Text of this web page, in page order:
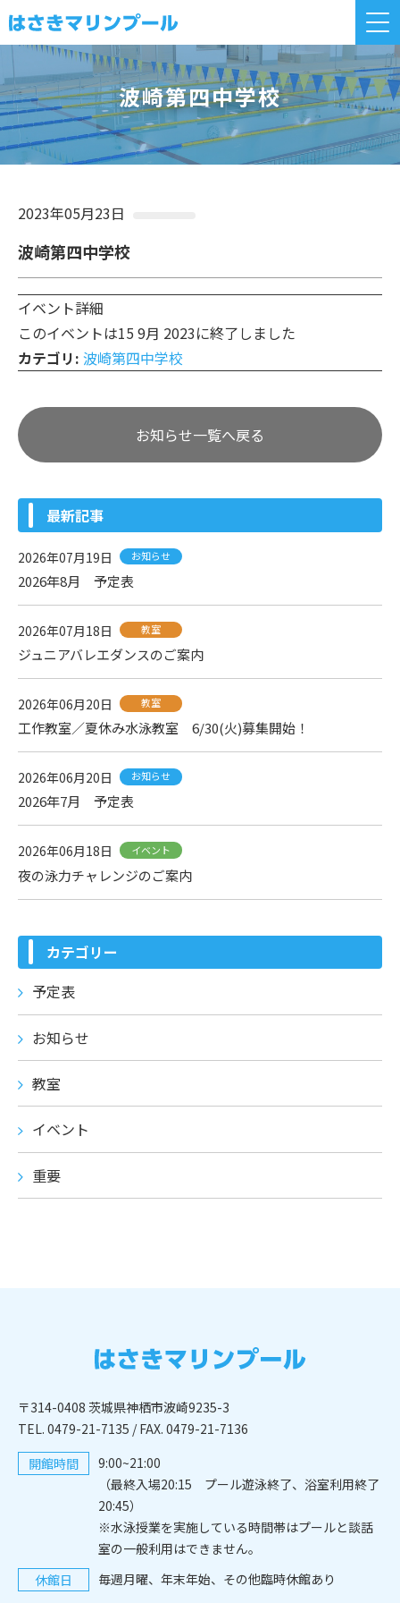
波崎第四中学校
2023年05月23日
波崎第四中学校
イベント詳細
このイベントは15 9月 2023に終了しました
カテゴリ: 波崎第四中学校
お知らせ一覧へ戻る
最新記事
2026年07月19日 お知らせ
2026年8月 予定表
2026年07月18日 教室
ジュニアバレエダンスのご案内
2026年06月20日 教室
工作教室／夏休み水泳教室 6/30(火)募集開始！
2026年06月20日 お知らせ
2026年7月 予定表
2026年06月18日 イベント
夜の泳力チャレンジのご案内
カテゴリー
予定表
お知らせ
教室
イベント
重要
〒314-0408 茨城県神栖市波崎9235-3
TEL. 0479-21-7135 / FAX. 0479-21-7136
開館時間
9:00~21:00
（最終入場20:15 プール遊泳終了、浴室利用終了
20:45）
※水泳授業を実施している時間帯はプールと談話
室の一般利用はできません。
休館日
毎週月曜、年末年始、その他臨時休館あり